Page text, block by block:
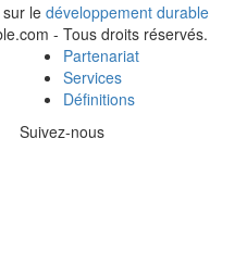
le développement durable
- Tous droits réservés.
Partenariat
Services
Définitions
Suivez-nous